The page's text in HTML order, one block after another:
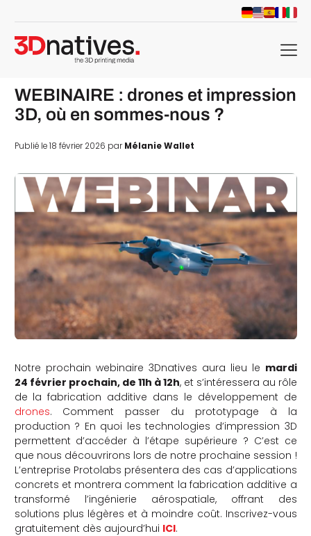
menu
WEBINAIRE : drones et impression
3D, où en sommes-nous ?
Publié le 18 février 2026 parMélanie Wallet
Notre prochain webinaire 3Dnatives aura lieu le mardi
24 février prochain, de 11h à 12h, et s’intéressera au rôle
de la fabrication additive dans le développement de
drones. Comment passer du prototypage à la
production ? En quoi les technologies d’impression 3D
permettent d’accéder à l’étape supérieure ? C’est ce
que nous découvrirons lors de notre prochaine session !
L’entreprise Protolabs présentera des cas d’applications
concrets et montrera comment la fabrication additive a
transformé l’ingénierie aérospatiale, offrant des
solutions plus légères et à moindre coût. Inscrivez-vous
gratuitement dès aujourd’hui ICI.